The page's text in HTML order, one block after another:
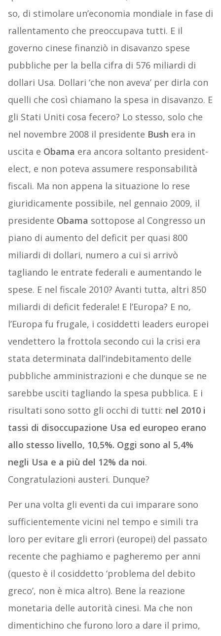
so, di stimolare un’economia mondiale in fase di
rallentamento che preoccupava tutti. E il
governo cinese finanziò in disavanzo spese
pubbliche per la bella cifra di 576 miliardi di
dollari Usa. Dollari ‘che non aveva’ per dirla con
quelli che così chiamano la spesa in disavanzo. E
gli Stati Uniti cosa fecero? Lo stesso, solo che
nel novembre 2008 il presidente Bush era in
uscita e Obama era ancora soltanto president-
elect, e non poteva assumere responsabilità
fiscali. Ma non appena la situazione lo rese
giuridicamente possibile, nel gennaio 2009, il
presidente Obama sottopose al Congresso un
piano di aumento del deficit per quasi 800
miliardi di dollari, numero a cui si arrivò
tagliando le entrate federali e aumentando le
spese. E nel fiscale 2010? Avanti tutta, altri 850
miliardi di deficit federale! E l’Europa? E no,
l’Europa fu frugale, i cosiddetti leaders europei
vendettero la frottola secondo cui la crisi era
stata determinata dall’indebitamento delle
pubbliche amministrazioni e che dunque se ne
sarebbe usciti tagliando la spesa pubblica. E i
risultati sono sotto gli occhi di tutti: nel 2010 i
tassi di disoccupazione Usa ed europeo erano
allo stesso livello, 10,5%. Oggi sono al 5,4%
negli Usa e a più del 12% da noi.
Congratulazioni austeri. Dunque?
Per una volta gli eventi da cui imparare sono
sufficientemente vicini nel tempo e simili tra
loro per evitare gli errori (europei) del passato
recente che paghiamo e pagheremo per anni
(questo è il cosiddetto ‘problema del debito
greco’, non è mica altro). Bene la reazione
monetaria delle autorità cinesi. Ma che non
dimentichino che furono loro a dare il primo,